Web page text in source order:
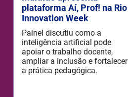
plataforma Aí, Prof! na Rio
Innovation Week
Painel discutiu como a
inteligência artificial pode
apoiar o trabalho docente,
ampliar a inclusão e fortalecer
a prática pedagógica.